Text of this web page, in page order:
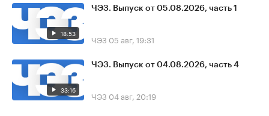
18:53
ЧЭЗ. Выпуск от 05.08.2026, часть 1
ЧЭЗ 05 авг, 19:31
33:16
ЧЭЗ. Выпуск от 04.08.2026, часть 4
ЧЭЗ 04 авг, 20:19